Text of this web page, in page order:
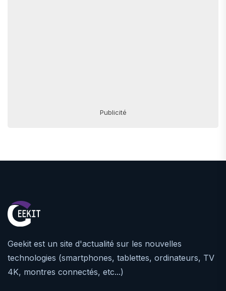
Publicité
Geekit est un site d'actualité sur les nouvelles
technologies (smartphones, tablettes, ordinateurs, TV
4K, montres connectés, etc...)